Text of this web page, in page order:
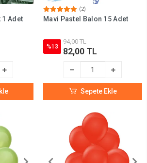
1 Adet
(2)
Mavi Pastel Balon 15 Adet
%13
94,00 TL
82,00 TL
Sepete Ekle